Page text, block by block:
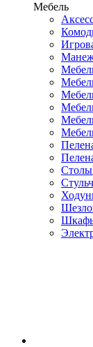
Мебель
Столы